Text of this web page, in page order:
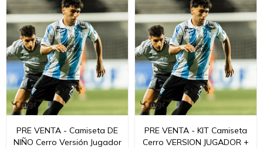
PRE VENTA - Camiseta DE
NIÑO Cerro Versión Jugador
PRE VENTA - KIT Camiseta
Cerro VERSION JUGADOR +